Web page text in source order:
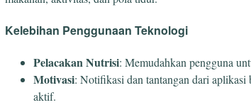
Kelebihan Penggunaan Teknologi
Pelacakan Nutrisi: Memudahkan pengguna
Motivasi: Notifikasi dan tantangan dari
aktif.